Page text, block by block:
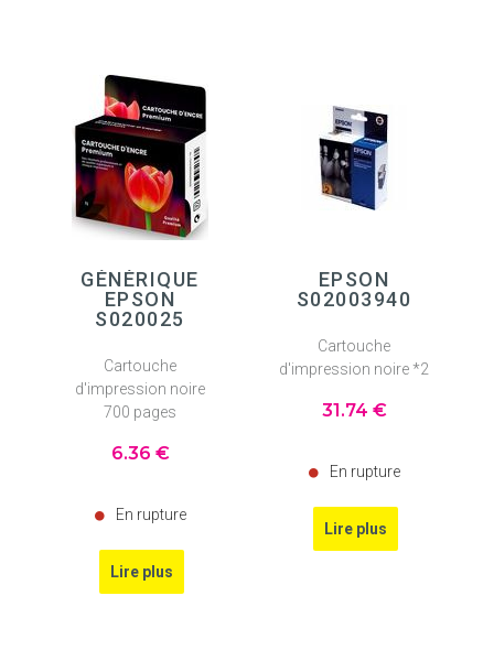
GÉNÉRIQUE
EPSON
S020025
Cartouche
d'impression noire
700 pages
6.36 €
En rupture
EPSON
S02003940
Cartouche
d'impression noire *2
31.74 €
En rupture